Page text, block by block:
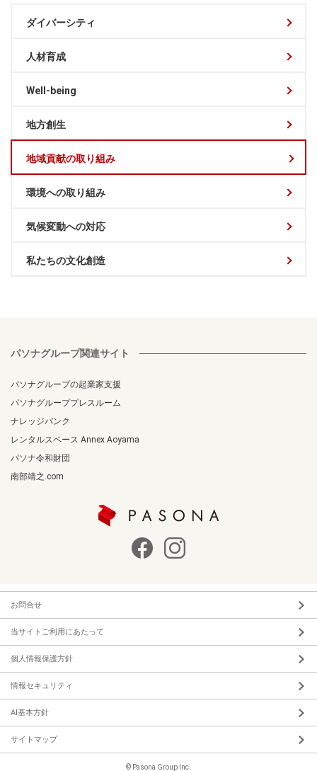
ダイバーシティ
人材育成
Well-being
地方創生
地域貢献の取り組み
環境への取り組み
気候変動への対応
私たちの文化創造
パソナグループ関連サイト
パソナグループの起業家支援
パソナグループプレスルーム
ナレッジバンク
レンタルスペース Annex Aoyama
パソナ令和財団
南部靖之.com
お問合せ
当サイトご利用にあたって
個人情報保護方針
情報セキュリティ
AI基本方針
サイトマップ
© Pasona Group Inc.